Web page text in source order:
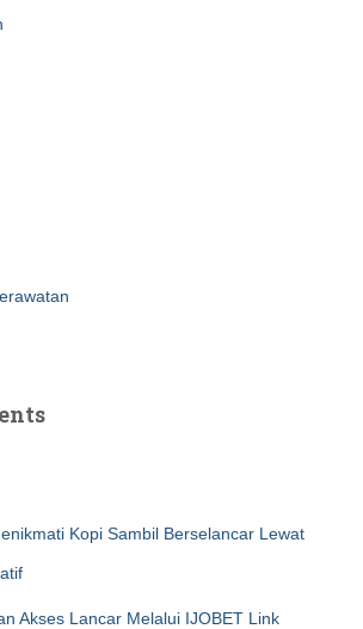
Kopi Sambil Berselancar Lewat
Akses Lancar Melalui IJOBET Link